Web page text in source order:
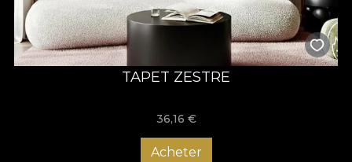
TAPET ZESTRE
36,16 €
Acheter